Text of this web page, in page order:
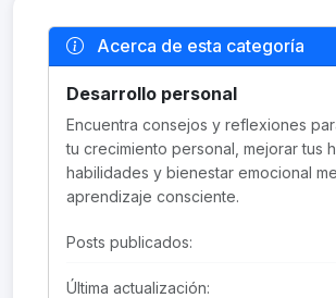
Acerca de esta categoría
Desarrollo personal
Encuentra consejos y reflexiones
tu crecimiento personal, mejorar tus
habilidades y bienestar emocional
aprendizaje consciente.
Posts publicados:
Última actualización: